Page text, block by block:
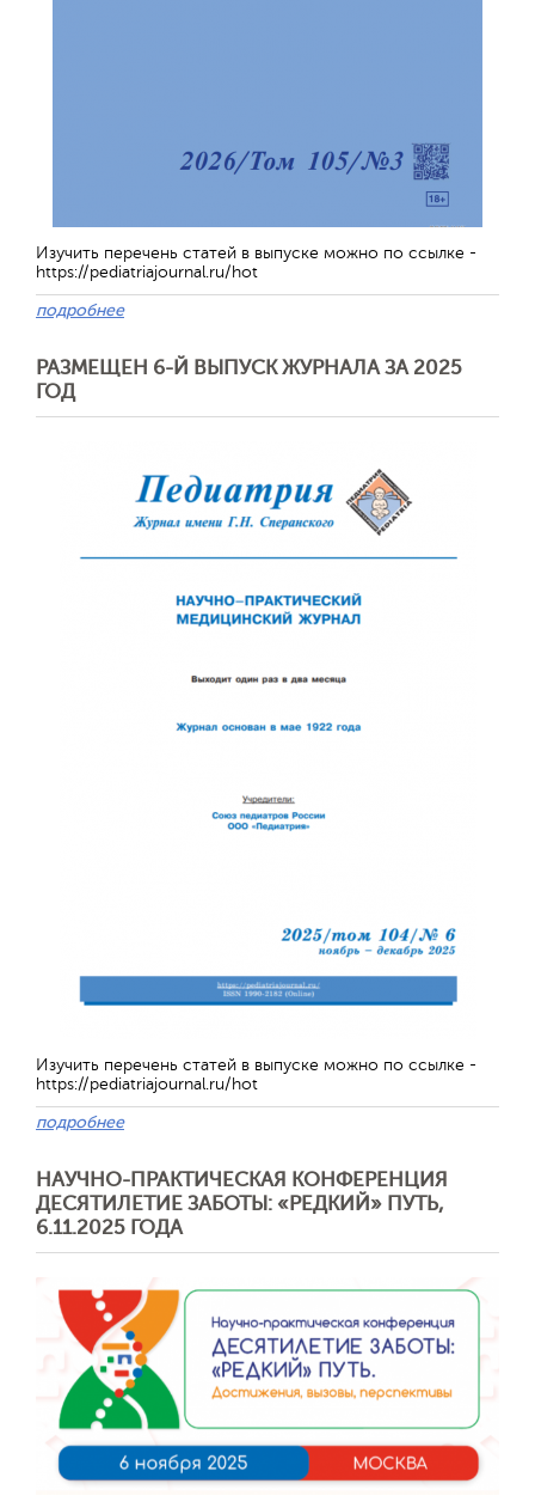
Изучить перечень статей в выпуске можно по ссылке -
https://pediatriajournal.ru/hot
подробнее
РАЗМЕЩЕН 6-Й ВЫПУСК ЖУРНАЛА ЗА 2025
ГОД
Изучить перечень статей в выпуске можно по ссылке -
https://pediatriajournal.ru/hot
подробнее
НАУЧНО-ПРАКТИЧЕСКАЯ КОНФЕРЕНЦИЯ
ДЕСЯТИЛЕТИЕ ЗАБОТЫ: «РЕДКИЙ» ПУТЬ,
6.11.2025 ГОДА
Обратная